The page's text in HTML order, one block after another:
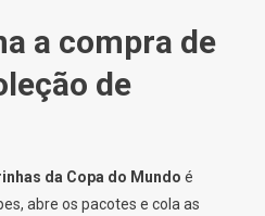
a compra de
de
da Copa do Mundo é
abre os pacotes e cola as